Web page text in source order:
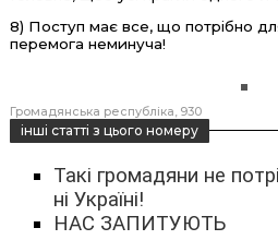
8) Поступ має все, що потрібно
перемога неминуча!
Громадянська республіка 930
інші статті з цього номеру
Такі громадяни не
ні Україні!
НАС ЗАПИТУЮТЬ